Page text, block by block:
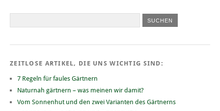
ZEITLOSE ARTIKEL, DIE UNS WICHTIG SIND:
7 Regeln für faules Gärtnern
Naturnah gärtnern – was meinen wir damit?
Vom Sonnenhut und den zwei Varianten des Gärtnerns